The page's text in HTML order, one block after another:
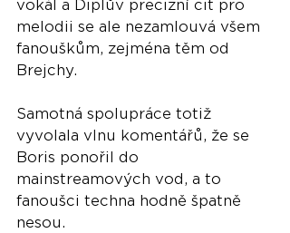
vokál a Diplův precizní cit pro
melodii se ale nezamlouvá všem
fanouškům, zejména těm od
Brejchy.
Samotná spolupráce totiž
vyvolala vlnu komentářů, že se
Boris ponořil do
mainstreamových vod, a to
fanoušci techna hodně špatně
nesou.